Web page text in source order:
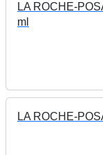
LA ROCHE-
ml
LA ROCHE-